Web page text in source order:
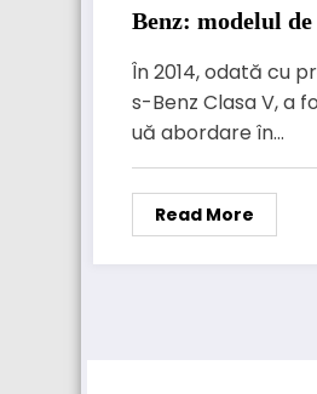
Benz: modelul de
devenit și mai
În 2014, odată cu
s-Benz Clasa V, a
uă abordare în…
Read More